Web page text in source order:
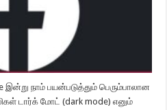
இன்று நாம் பயன்படுத்தும் பெரும்பாலான
டார்க் மோட் (dark mode) எனும்